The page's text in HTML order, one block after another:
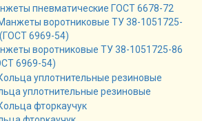
пневматические ГОСТ 6678-72
воротниковые ТУ 38-1051725-86
6969-54)
уплотнительные резиновые